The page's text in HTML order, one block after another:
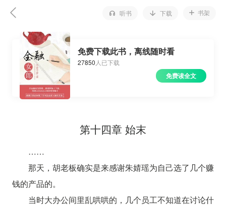
听书 下载 书架
免费下载此书，离线随时看
27850 人已下载
免费读全文
第十四章 始末
……
那天，胡老板确实是来感谢朱婧瑶为自己选了几个赚
钱的产品的。
当时大办公间里乱哄哄的，几个员工不知道在讨论什